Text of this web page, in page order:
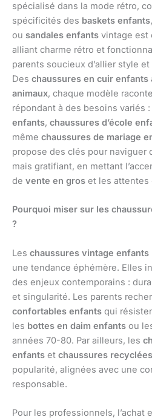
spécialisé dans la mode rétro,
spécificités des baskets enfants,
ou sandales enfants vintage est
alliant charme rétro et
parents soucieux d’allier style
Des chaussures en cuir enfants
animaux, chaque modèle
répondant à des besoins variés :
enfants, chaussures d’école
même chaussures de mariage
propose des clés pour naviguer
mais gratifiant, en mettant
de vente en gros et les attentes
Pourquoi miser sur les
?
Les chaussures vintage enfants
une tendance éphémère. Elles
des enjeux contemporains :
et singularité. Les parents
confortables enfants qui
les bottes en daim enfants ou
années 70-80. Par ailleurs, les
enfants et chaussures
popularité, alignées avec une
responsable.
Pour les professionnels, l’achat